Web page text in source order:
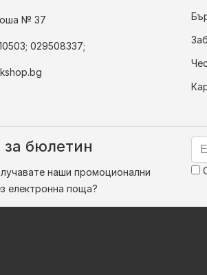
№ 37
029508337;
бюлетин
наши промоционални
електронна поща?